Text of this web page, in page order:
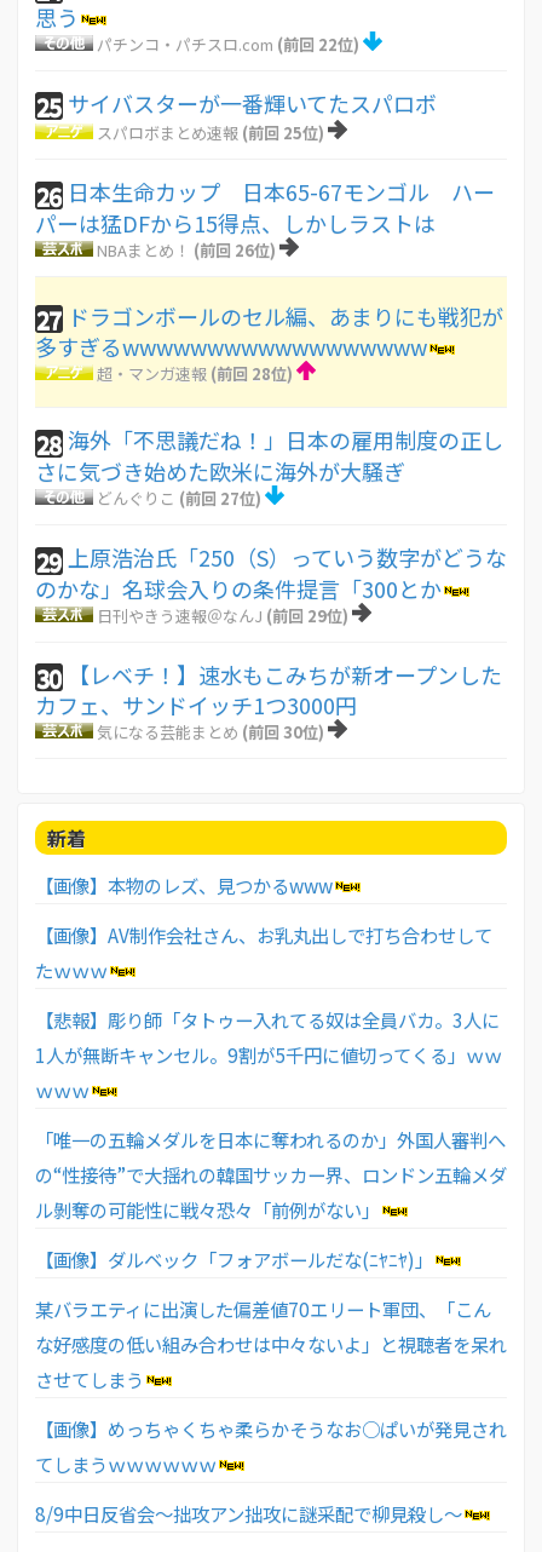
思う
パチンコ・パチスロ.com (前回 22位)
25 サイバスターが一番輝いてたスパロボ
スパロボまとめ速報 (前回 25位)
26 日本生命カップ 日本65-67モンゴル ハー
パーは猛DFから15得点、しかしラストは
NBAまとめ！ (前回 26位)
27 ドラゴンボールのセル編、あまりにも戦犯が
多すぎるwwwwwwwwwwwwwwwwww
超・マンガ速報 (前回 28位)
28 海外「不思議だね！」日本の雇用制度の正し
さに気づき始めた欧米に海外が大騒ぎ
どんぐりこ (前回 27位)
29 上原浩治氏「250（S）っていう数字がどうな
のかな」名球会入りの条件提言「300とか
日刊やきう速報＠なんJ (前回 29位)
30
【レベチ！】速水もこみちが新オープンした
カフェ、サンドイッチ1つ3000円
気になる芸能まとめ (前回 30位)
新着
【画像】本物のレズ、見つかるwww
【画像】AV制作会社さん、お乳丸出しで打ち合わせして
たｗｗｗ
【悲報】彫り師「タトゥー入れてる奴は全員バカ。3人に
1人が無断キャンセル。9割が5千円に値切ってくる」ｗｗ
ｗｗｗ
「唯一の五輪メダルを日本に奪われるのか」外国人審判へ
の“性接待”で大揺れの韓国サッカー界、ロンドン五輪メダ
ル剝奪の可能性に戦々恐々「前例がない」
【画像】ダルベック「フォアボールだな(ﾆﾔﾆﾔ)」
某バラエティに出演した偏差値70エリート軍団、「こん
な好感度の低い組み合わせは中々ないよ」と視聴者を呆れ
させてしまう
【画像】めっちゃくちゃ柔らかそうなお○ぱいが発見され
てしまうｗｗｗｗｗｗ
8/9中日反省会〜拙攻アン拙攻に謎采配で柳見殺し〜